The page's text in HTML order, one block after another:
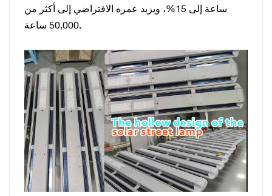
ساعة إلى 15%، ويزيد عمره الافتراضي إلى أكثر من
50,000 ساعة.